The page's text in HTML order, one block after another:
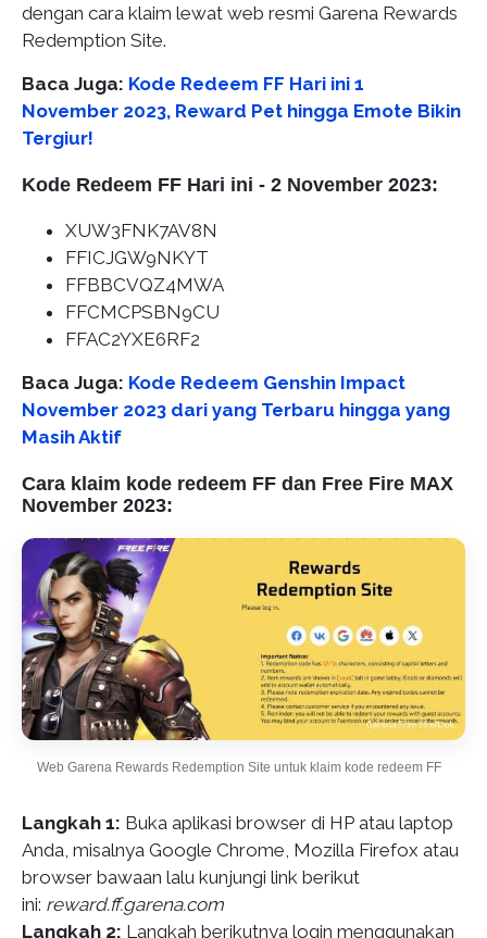
dengan cara klaim lewat web resmi Garena Rewards
Redemption Site.
Baca Juga: Kode Redeem FF Hari ini 1
November 2023, Reward Pet hingga Emote Bikin
Tergiur!
Kode Redeem FF Hari ini - 2 November 2023:
XUW3FNK7AV8N
FFICJGW9NKYT
FFBBCVQZ4MWA
FFCMCPSBN9CU
FFAC2YXE6RF2
Baca Juga: Kode Redeem Genshin Impact
November 2023 dari yang Terbaru hingga yang
Masih Aktif
Cara klaim kode redeem FF dan Free Fire MAX
November 2023:
Web Garena Rewards Redemption Site untuk klaim kode redeem FF
Langkah 1: Buka aplikasi browser di HP atau laptop
Anda, misalnya Google Chrome, Mozilla Firefox atau
browser bawaan lalu kunjungi link berikut
ini: reward.ff.garena.com
Langkah 2: Langkah berikutnya login menggunakan